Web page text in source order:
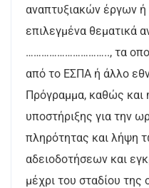
αναπτυξιακών έργων
επιλεγμένα θεματικά
………………………….., τα
από το ΕΣΠΑ ή άλλο
Πρόγραμμα, καθώς και
υποστήριξης για την
πληρότητας και λήψη
αδειοδοτήσεων και
μέχρι του σταδίου της